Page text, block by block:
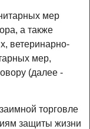
мер
а также
ветеринарно-
мер,
(далее -
торговле
защиты жизни